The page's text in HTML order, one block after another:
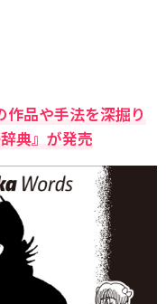
品や手法を深掘り
典』が発売